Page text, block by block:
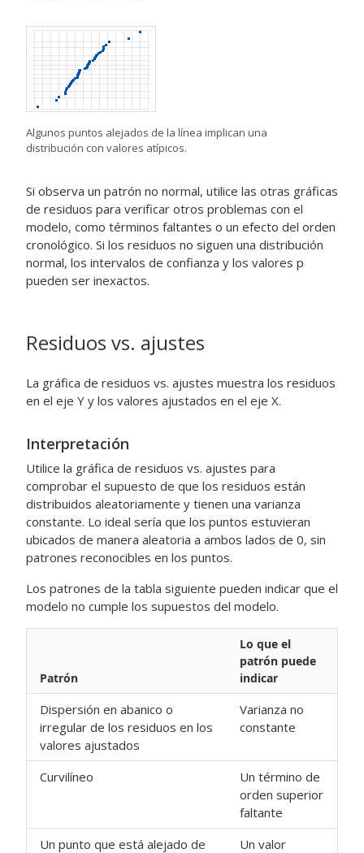
Algunos puntos alejados de la línea implican una
distribución con valores atípicos.
Si observa un patrón no normal, utilice las otras gráficas
de residuos para verificar otros problemas con el
modelo, como términos faltantes o un efecto del orden
cronológico. Si los residuos no siguen una distribución
normal, los intervalos de confianza y los valores p
pueden ser inexactos.
Residuos vs. ajustes
La gráfica de residuos vs. ajustes muestra los residuos
en el eje Y y los valores ajustados en el eje X.
Interpretación
Utilice la gráfica de residuos vs. ajustes para
comprobar el supuesto de que los residuos están
distribuidos aleatoriamente y tienen una varianza
constante. Lo ideal sería que los puntos estuvieran
ubicados de manera aleatoria a ambos lados de 0, sin
patrones reconocibles en los puntos.
Los patrones de la tabla siguiente pueden indicar que el
modelo no cumple los supuestos del modelo.
Patrón
Lo que el
patrón puede
indicar
Dispersión en abanico o
irregular de los residuos en los
valores ajustados
Varianza no
constante
Curvilíneo
Un término de
orden superior
faltante
Un punto que está alejado de
Un valor